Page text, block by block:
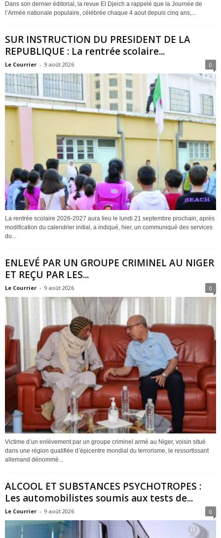
Dans son dernier éditorial, la revue El Djeich a rappelé que la Journée de
l’Armée nationale populaire, célébrée chaque 4 aout depuis cinq ans,...
SUR INSTRUCTION DU PRESIDENT DE LA
REPUBLIQUE : La rentrée scolaire...
Le Courrier - 9 août 2026 0
La rentrée scolaire 2026-2027 aura lieu le lundi 21 septembre prochain, après
modification du calendrier initial, a indiqué, hier, un communiqué des services
du...
ENLEVÉ PAR UN GROUPE CRIMINEL AU NIGER
ET REÇU PAR LES...
Le Courrier - 9 août 2026 0
Victime d’un enlèvement par un groupe criminel armé au Niger, voisin situé
dans une région qualifiée d’épicentre mondial du terrorisme, le ressortissant
allemand dénommé...
ALCOOL ET SUBSTANCES PSYCHOTROPES :
Les automobilistes soumis aux tests de...
Le Courrier - 9 août 2026 0